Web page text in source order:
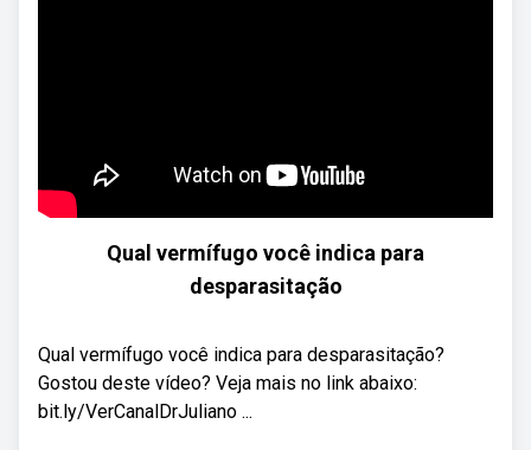
Qual vermífugo você indica para
desparasitação
Qual vermífugo você indica para desparasitação?
Gostou deste vídeo? Veja mais no link abaixo:
bit.ly/VerCanalDrJuliano ...